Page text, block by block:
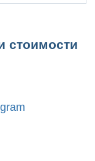
стоимости